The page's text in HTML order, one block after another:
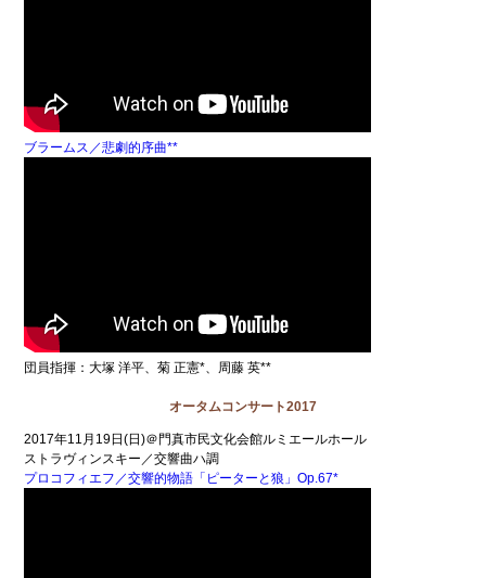
ブラームス／悲劇的序曲**
団員指揮：大塚 洋平、菊 正憲*、周藤 英**
オータムコンサート2017
2017年11月19日(日)＠門真市民文化会館ルミエールホール
ストラヴィンスキー／交響曲ハ調
プロコフィエフ／交響的物語「ピーターと狼」Op.67*